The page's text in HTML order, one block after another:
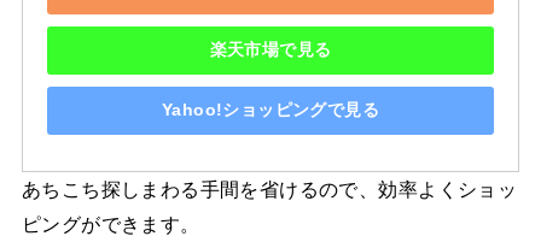
楽天市場で見る
Yahoo!ショッピングで見る
あちこち探しまわる手間を省けるので、効率よくショッ
ピングができます。